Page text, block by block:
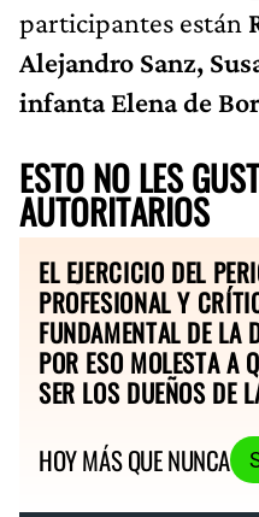
participantes están
Alejandro Sanz,
infanta Elena de
ESTO NO LES
AUTORITARIOS
EL EJERCICIO DEL
PROFESIONAL Y
FUNDAMENTAL DE LA
POR ESO MOLESTA A
SER LOS DUEÑOS DE
HOY MÁS QUE NUNCA